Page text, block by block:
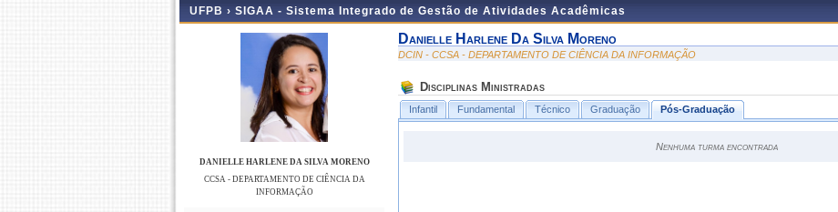
UFPB › SIGAA - Sistema Integrado de Gestão de Atividades Acadêmicas
DANIELLE HARLENE DA SILVA MORENO
CCSA - DEPARTAMENTO DE CIÊNCIA DA
INFORMAÇÃO
Danielle Harlene Da Silva Moreno
DCIN - CCSA - DEPARTAMENTO DE CIÊNCIA DA INFORMAÇÃO
Disciplinas Ministradas
Infantil Fundamental Técnico Graduação Pós-Graduação
Nenhuma turma encontrada